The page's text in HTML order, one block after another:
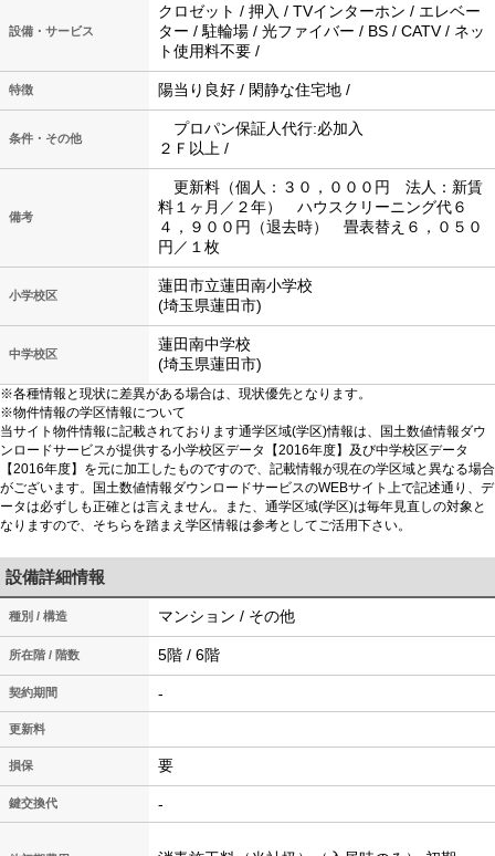
設備・サービス
クロゼット / 押入 / TVインターホン / エレベー
ター / 駐輪場 / 光ファイバー / BS / CATV / ネッ
ト使用料不要 /
特徴 陽当り良好 / 閑静な住宅地 /
条件・その他
プロパン保証人代行:必加入
２Ｆ以上 /
備考
更新料（個人：３０，０００円 法人：新賃
料１ヶ月／２年） ハウスクリーニング代６
４，９００円（退去時） 畳表替え６，０５０
円／１枚
小学校区
蓮田市立蓮田南小学校
(埼玉県蓮田市)
中学校区
蓮田南中学校
(埼玉県蓮田市)
※各種情報と現状に差異がある場合は、現状優先となります。
※物件情報の学区情報について
当サイト物件情報に記載されております通学区域(学区)情報は、国土数値情報ダウ
ンロードサービスが提供する小学校区データ【2016年度】及び中学校区データ
【2016年度】を元に加工したものですので、記載情報が現在の学区域と異なる場合
がございます。国土数値情報ダウンロードサービスのWEBサイト上で記述通り、デ
ータは必ずしも正確とは言えません。また、通学区域(学区)は毎年見直しの対象と
なりますので、そちらを踏まえ学区情報は参考としてご活用下さい。
設備詳細情報
種別 / 構造 マンション / その他
所在階 / 階数 5階 / 6階
契約期間 -
更新料
損保 要
鍵交換代 -